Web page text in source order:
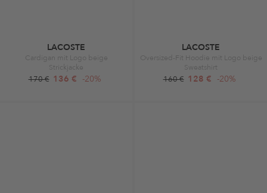
LACOSTE
Cardigan mit Logo beige
Strickjacke
170 € 136 € -20%
LACOSTE
Oversized-Fit Hoodie mit Logo beige
Sweatshirt
160 € 128 € -20%